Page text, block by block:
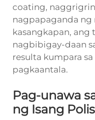
coating,
nagpapaganda ng
kasangkapan, ang
nagbibigay-daan
resulta kumpara
pagkaantala.
Pag-unawa
ng Isang